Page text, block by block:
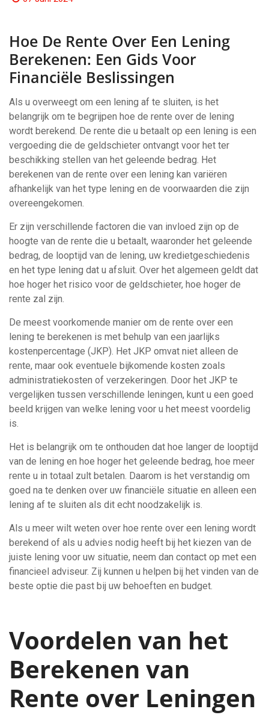
Hoe De Rente Over Een Lening
Berekenen: Een Gids Voor
Financiële Beslissingen
Als u overweegt om een lening af te sluiten, is het
belangrijk om te begrijpen hoe de rente over de lening
wordt berekend. De rente die u betaalt op een lening is een
vergoeding die de geldschieter ontvangt voor het ter
beschikking stellen van het geleende bedrag. Het
berekenen van de rente over een lening kan variëren
afhankelijk van het type lening en de voorwaarden die zijn
overeengekomen.
Er zijn verschillende factoren die van invloed zijn op de
hoogte van de rente die u betaalt, waaronder het geleende
bedrag, de looptijd van de lening, uw kredietgeschiedenis
en het type lening dat u afsluit. Over het algemeen geldt dat
hoe hoger het risico voor de geldschieter, hoe hoger de
rente zal zijn.
De meest voorkomende manier om de rente over een
lening te berekenen is met behulp van een jaarlijks
kostenpercentage (JKP). Het JKP omvat niet alleen de
rente, maar ook eventuele bijkomende kosten zoals
administratiekosten of verzekeringen. Door het JKP te
vergelijken tussen verschillende leningen, kunt u een goed
beeld krijgen van welke lening voor u het meest voordelig
is.
Het is belangrijk om te onthouden dat hoe langer de looptijd
van de lening en hoe hoger het geleende bedrag, hoe meer
rente u in totaal zult betalen. Daarom is het verstandig om
goed na te denken over uw financiële situatie en alleen een
lening af te sluiten als dit echt noodzakelijk is.
Als u meer wilt weten over hoe rente over een lening wordt
berekend of als u advies nodig heeft bij het kiezen van de
juiste lening voor uw situatie, neem dan contact op met een
financieel adviseur. Zij kunnen u helpen bij het vinden van de
beste optie die past bij uw behoeften en budget.
Voordelen van het
Berekenen van
Rente over Leningen